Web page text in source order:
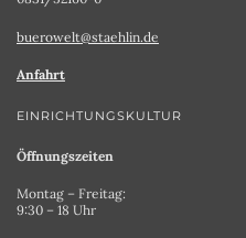
buerowelt@staehlin.de
Anfahrt
EINRICHTUNGSKULTUR
Öffnungszeiten
Montag – Freitag:
9:30 – 18 Uhr